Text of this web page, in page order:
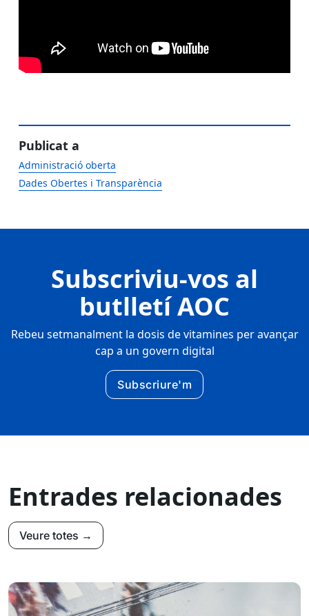
Publicat a
Administració oberta
Dades Obertes i Transparència
Subscriviu-vos al
butlletí AOC
Rebeu setmanalment la dosis de vitamines per avançar
cap a un govern digital
Subscriure'm
Entrades relacionades
Veure totes →